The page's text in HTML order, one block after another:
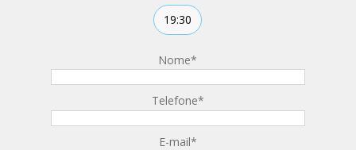
19:30
Nome*
Telefone*
E-mail*